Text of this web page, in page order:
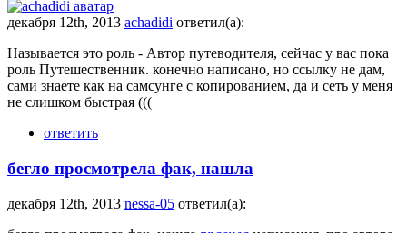
декабря 12th, 2013 achadidi ответил(а):
Называется это роль - Автор путеводителя, сейчас у вас пока
роль Путешественник. конечно написано, но ссылку не дам,
сами знаете как на самсунге с копированием, да и сеть у меня
не слишком быстрая (((
ответить
бегло просмотрела фак, нашла
декабря 12th, 2013 nessa-05 ответил(а):